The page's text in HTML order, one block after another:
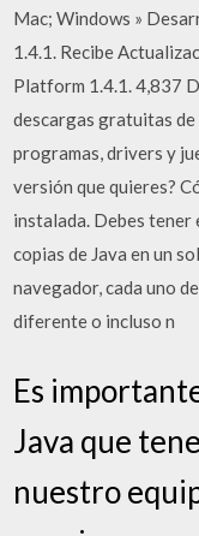
Mac; Windows »
1.4.1. Recibe
Platform 1.4.1. 4,837
descargas gratuitas
programas, drivers y
versión que quieres?
instalada. Debes tener
copias de Java en un
navegador, cada uno
diferente o incluso n
Es
Java que
nuestro